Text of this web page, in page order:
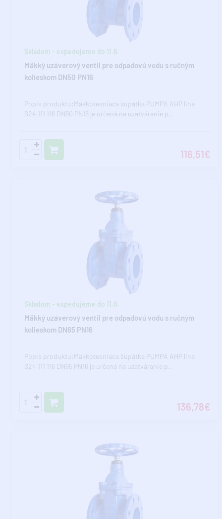
Skladom - expedujeme do 11.8.
Mäkký uzáverový ventil pre odpadovú vodu s ručným
kolieskom DN50 PN16
Popis produktu:Mäkkotesniaca šupátka PUMPA AHP line
S24 111 116 DN50 PN16 je určená na uzatváranie p..
116,51€
Skladom - expedujeme do 11.8.
Mäkký uzáverový ventil pre odpadovú vodu s ručným
kolieskom DN65 PN16
Popis produktu:Mäkkotesniaca šupátka PUMPA AHP line
S24 111 116 DN65 PN16 je určená na uzatváranie p..
136,78€